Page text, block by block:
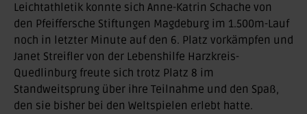
Leichtathletik konnte sich Anne-Katrin Schache von
den Pfeiffersche Stiftungen Magdeburg im 1.500m-Lauf
noch in letzter Minute auf den 6. Platz vorkämpfen und
Janet Streifler von der Lebenshilfe Harzkreis-
Quedlinburg freute sich trotz Platz 8 im
Standweitsprung über ihre Teilnahme und den Spaß,
den sie bisher bei den Weltspielen erlebt hatte.